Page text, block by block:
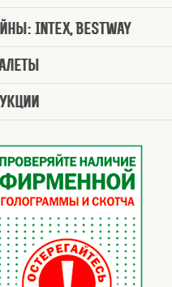
Intex, BestWay